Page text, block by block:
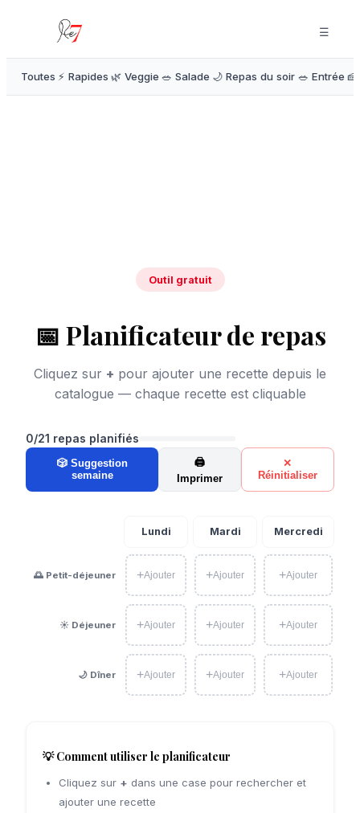
☰
Toutes ⚡ Rapides 🌿 Veggie 🥗 Salade 🌙 Repas du soir 🥗 Entrée
Outil gratuit
📅 Planificateur de repas
Cliquez sur + pour ajouter une recette depuis le
catalogue — chaque recette est cliquable
0/21 repas planifiés
🎲 Suggestion
semaine
🖨️
Imprimer
✕
Réinitialiser
Lundi Mardi Mercredi
🌅 Petit-déjeuner +Ajouter +Ajouter +Ajouter
☀️ Déjeuner +Ajouter +Ajouter +Ajouter
🌙 Dîner +Ajouter +Ajouter +Ajouter
💡 Comment utiliser le planificateur
Cliquez sur + dans une case pour rechercher et
ajouter une recette